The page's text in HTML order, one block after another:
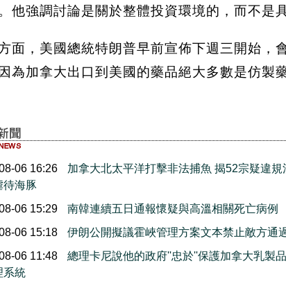
他強調討論是關於整體投資環境的，而不是
面，美國總統特朗普早前宣佈下週三開始
為加拿大出口到美國的藥品絕大多數是仿製
06 16:26
加拿大北太平洋打擊非法捕魚 揭52宗疑違規
待海豚
06 15:29
南韓連續五日通報懷疑與高溫相關死亡病例
06 15:18
伊朗公開擬議霍峽管理方案文本禁止敵方通
06 11:48
總理卡尼說他的政府''忠於''保護加拿大乳製
系統